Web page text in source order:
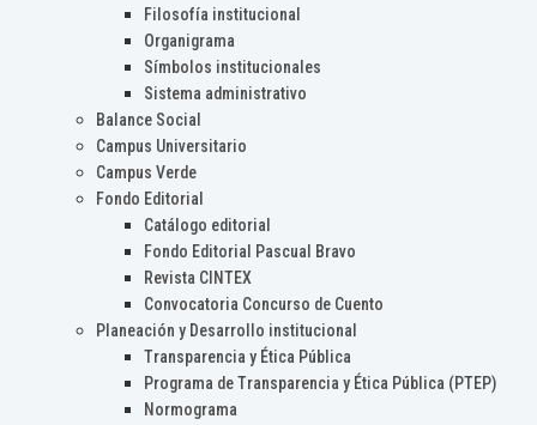
Filosofía institucional
Organigrama
Símbolos institucionales
Sistema administrativo
Balance Social
Campus Universitario
Campus Verde
Fondo Editorial
Catálogo editorial
Fondo Editorial Pascual Bravo
Revista CINTEX
Convocatoria Concurso de Cuento
Planeación y Desarrollo institucional
Transparencia y Ética Pública
Programa de Transparencia y Ética Pública (PTEP)
Normograma